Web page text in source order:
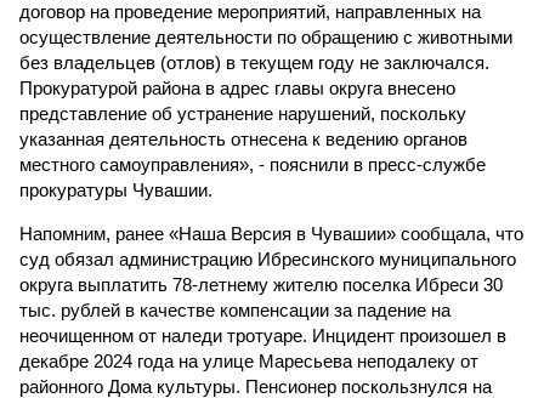
договор на проведение мероприятий, направленных на
осуществление деятельности по обращению с животными
без владельцев (отлов) в текущем году не заключался.
Прокуратурой района в адрес главы округа внесено
представление об устранение нарушений, поскольку
указанная деятельность отнесена к ведению органов
местного самоуправления», - пояснили в пресс-службе
прокуратуры Чувашии.
Напомним, ранее «Наша Версия в Чувашии» сообщала, что
суд обязал администрацию Ибресинского муниципального
округа выплатить 78-летнему жителю поселка Ибреси 30
тыс. рублей в качестве компенсации за падение на
неочищенном от наледи тротуаре. Инцидент произошел в
декабре 2024 года на улице Маресьева неподалеку от
районного Дома культуры. Пенсионер поскользнулся на